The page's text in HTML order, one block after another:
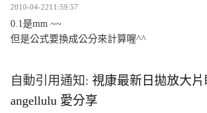
2010-04-2211:59:57
0.1是mm ~~
但是公式要換成公分來計算喔^^
自動引用通知: 視康最新日拋放大
angellulu 愛分享